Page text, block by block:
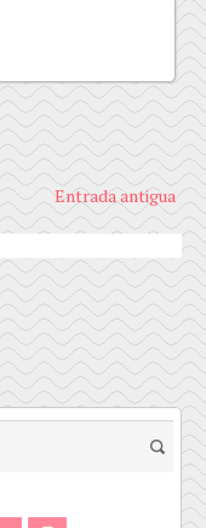
Entrada antigua